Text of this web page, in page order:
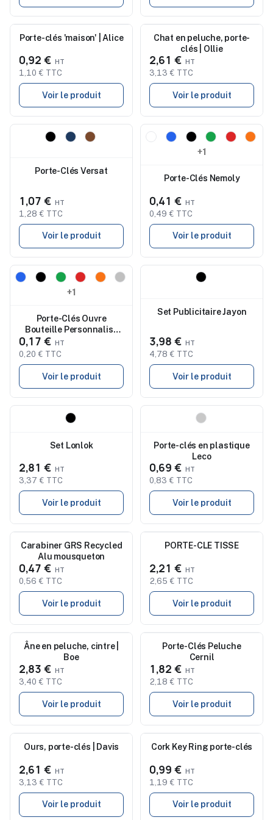
Nouveau
Porte-clés 'maison' | Alice
0,92 €
1,10 € TTC
Voir le produit
Nouveau
Chat en peluche, porte-
clés | Ollie
2,61 €
3,13 € TTC
Voir le produit
Nouveau
Porte-Clés Versat
1,07 €
1,28 € TTC
Voir le produit
Nouveau
+1
Porte-Clés Nemoly
0,41 €
0,49 € TTC
Voir le produit
Nouveau
+1
Porte-Clés Ouvre
Bouteille Personnalisé
Niken
0,17 €
0,20 € TTC
Voir le produit
Set Publicitaire Jayon
3,98 €
4,78 € TTC
Voir le produit
Set Lonlok
2,81 €
3,37 € TTC
Voir le produit
Porte-clés en plastique
Leco
0,69 €
0,83 € TTC
Voir le produit
Nouveau
Carabiner GRS Recycled
Alu mousqueton
0,47 €
0,56 € TTC
Voir le produit
Nouveau
PORTE-CLE TISSE
2,21 €
2,65 € TTC
Voir le produit
Nouveau
Âne en peluche, cintre |
Boe
2,83 €
3,40 € TTC
Voir le produit
Nouveau
Porte-Clés Peluche
Cernil
1,82 €
2,18 € TTC
Voir le produit
Nouveau
Ours, porte-clés | Davis
2,61 €
3,13 € TTC
Voir le produit
Nouveau
Cork Key Ring porte-clés
0,99 €
1,19 € TTC
Voir le produit